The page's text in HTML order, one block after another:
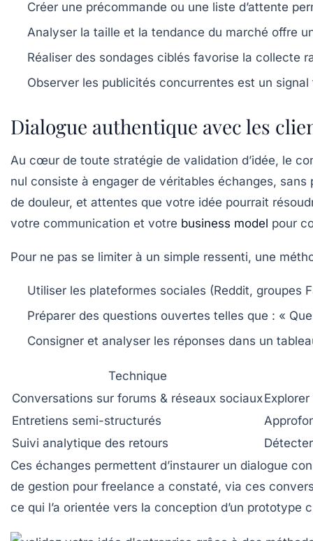
Créer une précommande ou une liste d’attente
Analyser la taille et la tendance du marché offre
Réaliser des sondages ciblés favorise la collecte
Observer les publicités concurrentes est un signal
Dialogue authentique avec les
Au cœur de toute stratégie de validation d’idée, le
nul consiste à engager de véritables échanges,
de douleur, et attentes que votre idée pourrait
votre communication et votre business model pour
Pour ne pas se limiter à un simple ressenti, une
Utiliser les plateformes sociales (Reddit, groupes
Préparer des questions ouvertes telles que : «
Consigner et analyser les réponses dans un
Technique
Conversations sur forums & réseaux sociaux
Entretiens semi-structurés
Suivi analytique des retours
Ces échanges permettent d’instaurer un dialogue
de gestion pour freelance a constaté, via ces
ce qui l’a orientée vers la conception d’un prototype